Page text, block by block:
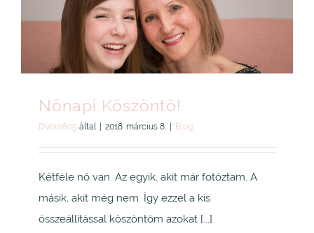
Nőnapi Köszöntő!
DVera605 által 2018. március 8. Blog
Kétféle nő van. Az egyik, akit már fotóztam. A
másik, akit még nem. Így ezzel a kis
összeállítással köszöntöm azokat [...]